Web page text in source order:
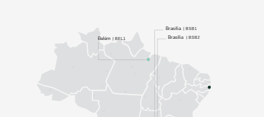
Brasília | BSB1
Brasília | BSB2
Belém | BEL1